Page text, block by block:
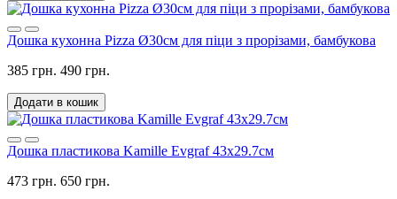
Дошка кухонна Pizza Ø30см для піци з прорізами, бамбукова
385 грн. 490 грн.
Додати в кошик
Дошка пластикова Kamille Evgraf 43х29.7см
473 грн. 650 грн.